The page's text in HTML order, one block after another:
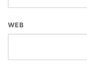
WEB